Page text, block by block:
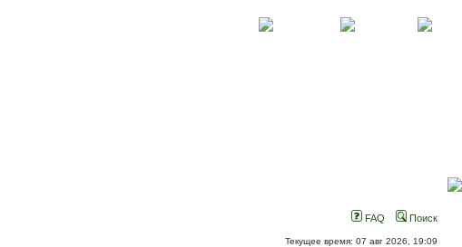
FAQ Поиск
Текущее время: 07 авг 2026, 19:09